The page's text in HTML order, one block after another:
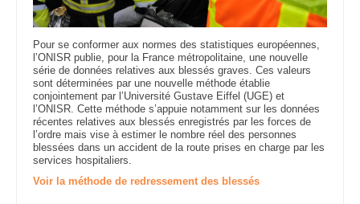
Pour se conformer aux normes des statistiques européennes,
l’ONISR publie, pour la France métropolitaine, une nouvelle
série de données relatives aux blessés graves. Ces valeurs
sont déterminées par une nouvelle méthode établie
conjointement par l’Université Gustave Eiffel (UGE) et
l’ONISR. Cette méthode s’appuie notamment sur les données
récentes relatives aux blessés enregistrés par les forces de
l’ordre mais vise à estimer le nombre réel des personnes
blessées dans un accident de la route prises en charge par les
services hospitaliers.
Voir la méthode de redressement des blessés